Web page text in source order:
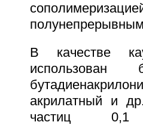
В качестве
использован
акрилатный и
частиц